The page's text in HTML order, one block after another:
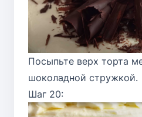
Посыпьте верх торта
шоколадной стружкой.
Шаг 20: